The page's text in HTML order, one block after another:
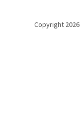
Copyright 2026